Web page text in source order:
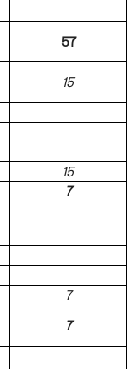
57
15
15
7
7
7